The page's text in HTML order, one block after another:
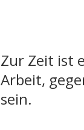
Zur Zeit ist
Arbeit,
sein.